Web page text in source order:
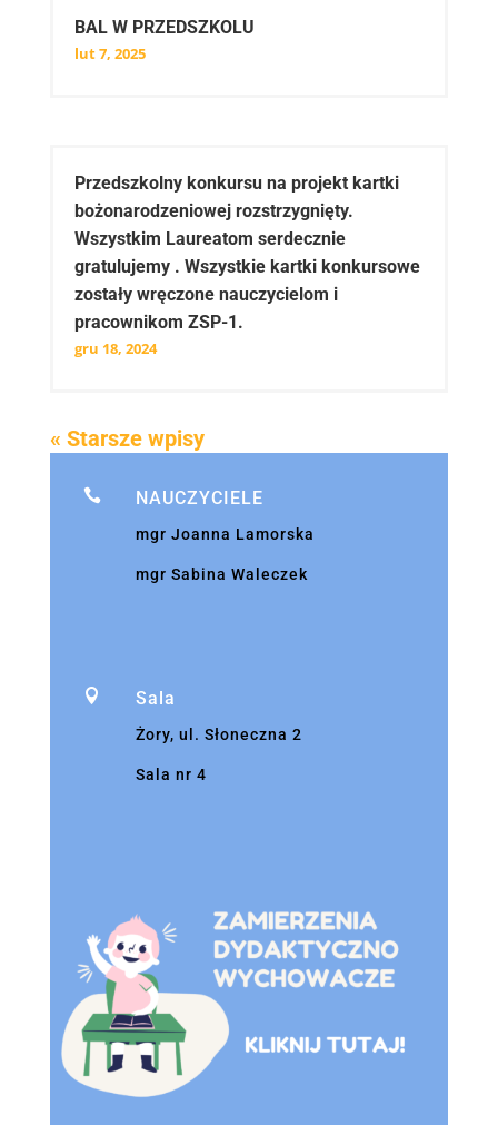
BAL W PRZEDSZKOLU
lut 7, 2025
Przedszkolny konkursu na projekt kartki
bożonarodzeniowej rozstrzygnięty.
Wszystkim Laureatom serdecznie
gratulujemy . Wszystkie kartki konkursowe
zostały wręczone nauczycielom i
pracownikom ZSP-1.
gru 18, 2024
« Starsze wpisy
 NAUCZYCIELE
mgr Joanna Lamorska
mgr Sabina Waleczek
 Sala
Żory, ul. Słoneczna 2
Sala nr 4